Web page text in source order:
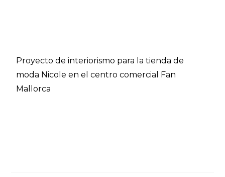
Proyecto de interiorismo para la tienda de
moda Nicole en el centro comercial Fan
Mallorca